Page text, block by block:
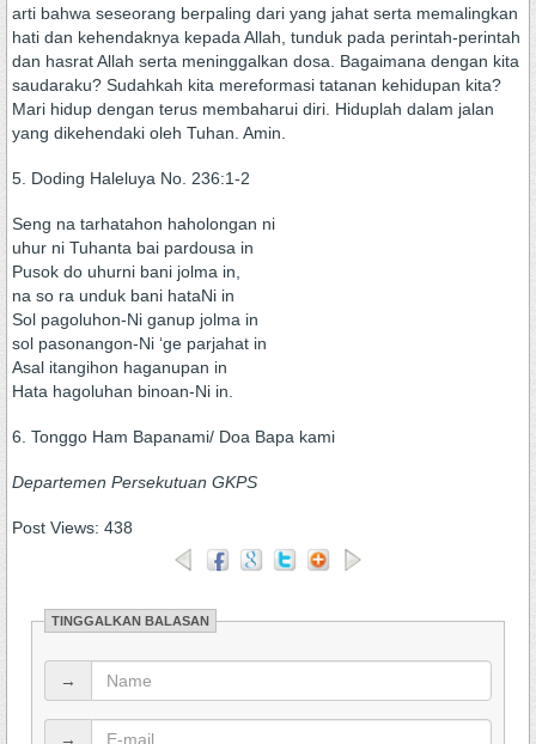
arti bahwa seseorang berpaling dari yang jahat serta memalingkan
hati dan kehendaknya kepada Allah, tunduk pada perintah-perintah
dan hasrat Allah serta meninggalkan dosa. Bagaimana dengan kita
saudaraku? Sudahkah kita mereformasi tatanan kehidupan kita?
Mari hidup dengan terus membaharui diri. Hiduplah dalam jalan
yang dikehendaki oleh Tuhan. Amin.
5. Doding Haleluya No. 236:1-2
Seng na tarhatahon haholongan ni
uhur ni Tuhanta bai pardousa in
Pusok do uhurni bani jolma in,
na so ra unduk bani hataNi in
Sol pagoluhon-Ni ganup jolma in
sol pasonangon-Ni ‘ge parjahat in
Asal itangihon haganupan in
Hata hagoluhan binoan-Ni in.
6. Tonggo Ham Bapanami/ Doa Bapa kami
Departemen Persekutuan GKPS
Post Views: 438
TINGGALKAN BALASAN
→
→